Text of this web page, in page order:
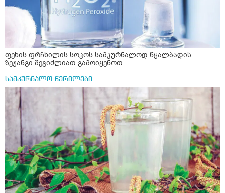
ფეხის ფრჩხილის სოკოს სამკურნალოდ წყალბადის
ზეჟანგი შეგიძლიათ გამოიყენოთ
სამკურნალო წერილები